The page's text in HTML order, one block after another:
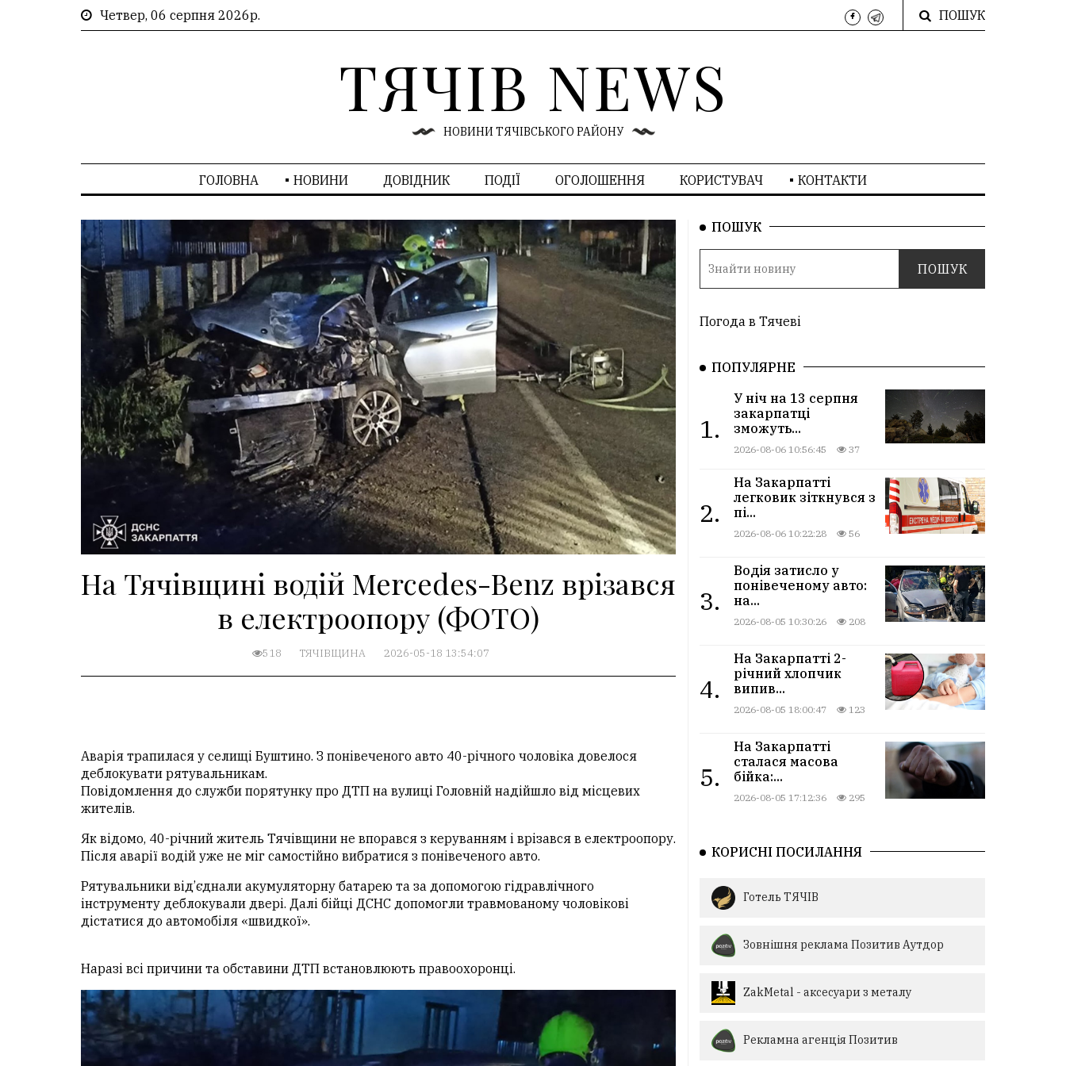
Четвер, 06 серпня 2026р. ПОШУК
ТЯЧІВ NEWS
НОВИНИ ТЯЧІВСЬКОГО РАЙОНУ
ГОЛОВНА НОВИНИ ДОВІДНИК ПОДІЇ ОГОЛОШЕННЯ КОРИСТУВАЧ КОНТАКТИ
На Тячівщині водій Mercedes-Benz врізався
в електроопору (ФОТО)
518 ТЯЧІВЩИНА 2026-05-18 13:54:07
Аварія трапилася у селищі Буштино. З понівеченого авто 40-річного чоловіка довелося
деблокувати рятувальникам.
Повідомлення до служби порятунку про ДТП на вулиці Головній надійшло від місцевих
жителів.
Як відомо, 40-річний житель Тячівщини не впорався з керуванням і врізався в електроопору.
Після аварії водій уже не міг самостійно вибратися з понівеченого авто.
Рятувальники від’єднали акумуляторну батарею та за допомогою гідравлічного
інструменту деблокували двері. Далі бійці ДСНС допомогли травмованому чоловікові
дістатися до автомобіля «швидкої».
Наразі всі причини та обставини ДТП встановлюють правоохоронці.
ПОШУК
Погода в Тячеві
ПОПУЛЯРНЕ
1.
У ніч на 13 серпня
закарпатці
зможуть...
2026-08-06 10:56:45 37
2.
На Закарпатті
легковик зіткнувся з
пі...
2026-08-06 10:22:28 56
3.
Водія затисло у
понівеченому авто:
на...
2026-08-05 10:30:26 208
4.
На Закарпатті 2-
річний хлопчик
випив...
2026-08-05 18:00:47 123
5.
На Закарпатті
сталася масова
бійка:...
2026-08-05 17:12:36 295
КОРИСНІ ПОСИЛАННЯ
Готель ТЯЧІВ
Зовнішня реклама Позитив Аутдор
ZakMetal - аксесуари з металу
Рекламна агенція Позитив